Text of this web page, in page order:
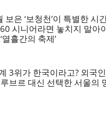
보은 ‘보청천’이 특별한 시
시니어라면 놓치지 말아
열흘간의 축제’
3위가 한국이라고? 외국
브르 대신 선택한 서울의